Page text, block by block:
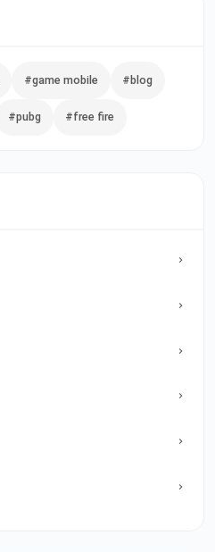
#game mobile #blog
#pubg #free fire